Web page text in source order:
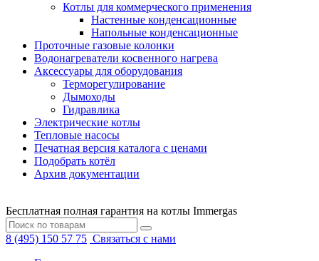
Котлы для коммерческого применения
Настенные конденсационные
Напольные конденсационные
Проточные газовые колонки
Водонагреватели косвенного нагрева
Аксессуары для оборудования
Терморегулирование
Дымоходы
Гидравлика
Электрические котлы
Тепловые насосы
Печатная версия каталога с ценами
Подобрать котёл
Архив документации
Бесплатная полная гарантия на котлы Immergas
8 (495) 150 57 75 Связаться с нами